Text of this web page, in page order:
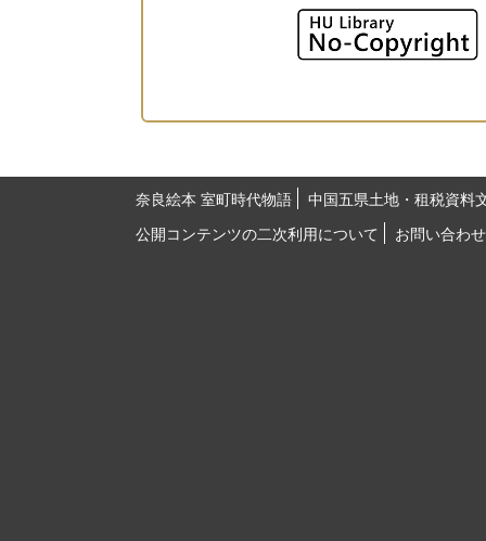
奈良絵本 室町時代物語
中国五県土地・租税資料
公開コンテンツの二次利用について
お問い合わせ